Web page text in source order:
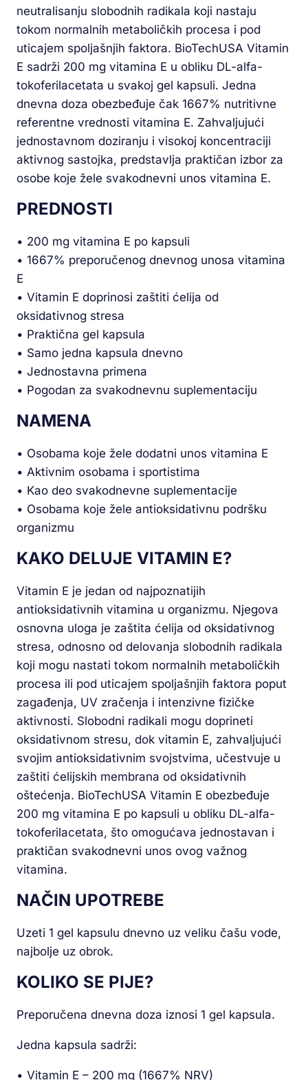
neutralisanju slobodnih radikala koji nastaju
tokom normalnih metaboličkih procesa i pod
uticajem spoljašnjih faktora. BioTechUSA Vitamin
E sadrži 200 mg vitamina E u obliku DL-alfa-
tokoferilacetata u svakoj gel kapsuli. Jedna
dnevna doza obezbeđuje čak 1667% nutritivne
referentne vrednosti vitamina E. Zahvaljujući
jednostavnom doziranju i visokoj koncentraciji
aktivnog sastojka, predstavlja praktičan izbor za
osobe koje žele svakodnevni unos vitamina E.
PREDNOSTI
• 200 mg vitamina E po kapsuli
• 1667% preporučenog dnevnog unosa vitamina
E
• Vitamin E doprinosi zaštiti ćelija od
oksidativnog stresa
• Praktična gel kapsula
• Samo jedna kapsula dnevno
• Jednostavna primena
• Pogodan za svakodnevnu suplementaciju
NAMENA
• Osobama koje žele dodatni unos vitamina E
• Aktivnim osobama i sportistima
• Kao deo svakodnevne suplementacije
• Osobama koje žele antioksidativnu podršku
organizmu
KAKO DELUJE VITAMIN E?
Vitamin E je jedan od najpoznatijih
antioksidativnih vitamina u organizmu. Njegova
osnovna uloga je zaštita ćelija od oksidativnog
stresa, odnosno od delovanja slobodnih radikala
koji mogu nastati tokom normalnih metaboličkih
procesa ili pod uticajem spoljašnjih faktora poput
zagađenja, UV zračenja i intenzivne fizičke
aktivnosti. Slobodni radikali mogu doprineti
oksidativnom stresu, dok vitamin E, zahvaljujući
svojim antioksidativnim svojstvima, učestvuje u
zaštiti ćelijskih membrana od oksidativnih
oštećenja. BioTechUSA Vitamin E obezbeđuje
200 mg vitamina E po kapsuli u obliku DL-alfa-
tokoferilacetata, što omogućava jednostavan i
praktičan svakodnevni unos ovog važnog
vitamina.
NAČIN UPOTREBE
Uzeti 1 gel kapsulu dnevno uz veliku čašu vode,
najbolje uz obrok.
KOLIKO SE PIJE?
Preporučena dnevna doza iznosi 1 gel kapsula.
Jedna kapsula sadrži:
• Vitamin E – 200 mg (1667% NRV)